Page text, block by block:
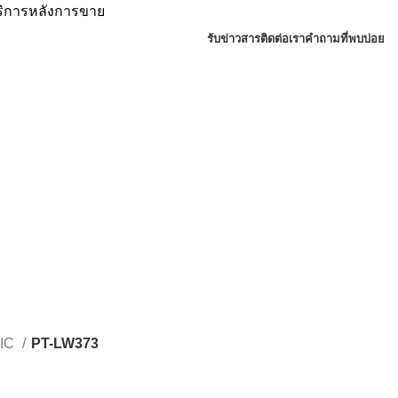
ารหลังการขาย
รับข่าวสารติดต่อเราคำถามที่พบบ่อย
PT-LW373